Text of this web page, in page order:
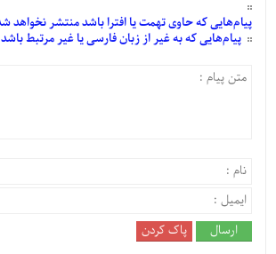
پیام‌هاییکه حاوی تهمت یا افترا باشد منتشر نخواهد
پیام‌هاییکه به غیر از زبان فارسی یا غیر مرتبط